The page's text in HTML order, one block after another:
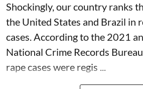
Shockingly, our country ranks
the United States and Brazil in
cases. According to the 2021
National Crime Records
rape cases were regis ...